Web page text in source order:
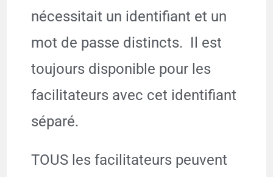
nécessitait un identifiant et un
mot de passe distincts. Il est
toujours disponible pour les
facilitateurs avec cet identifiant
séparé.
TOUS les facilitateurs peuvent